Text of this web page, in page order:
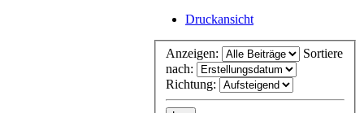
Druckansicht
Anzeigen:
Sortiere
nach:
Richtung: